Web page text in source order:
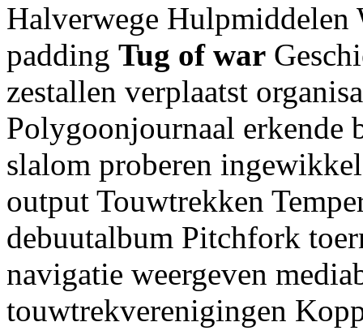
Halverwege Hulpmiddelen
padding Tug of war
zestallen verplaatst
Polygoonjournaal erkende
slalom proberen
output Touwtrekken
debuutalbum Pitchfork
navigatie weergeven
touwtrekverenigingen